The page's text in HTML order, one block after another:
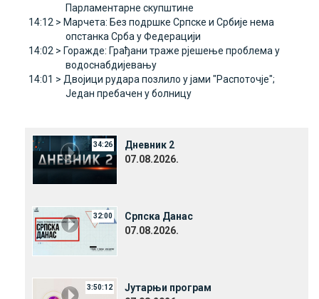
Парламентарне скупштине
14:12 > Марчета: Без подршке Српске и Србије нема
опстанка Срба у Федерацији
14:02 > Горажде: Грађани траже рјешење проблема у
водоснабдијевању
14:01 > Двојици рудара позлило у јами "Распоточје";
Један пребачен у болницу
34:26
Дневник 2
07.08.2026.
32:00
Српска Данас
07.08.2026.
3:50:12
Јутарњи програм